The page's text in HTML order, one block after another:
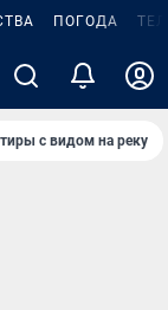
ПОГОДА
с видом на реку